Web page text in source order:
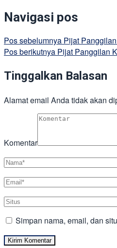
Navigasi pos
Pos sebelumnya Pijat
Pos berikutnya Pijat Panggilan
Tinggalkan Balasan
Alamat email Anda tidak akan
Komentar
Simpan nama, email, dan